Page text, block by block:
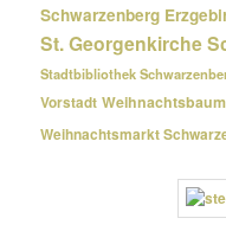
Schwarzenberg
St. Georgenkirche
Stadtbibliothek
Vorstadt Weihnachtsbaum
Weihnachtsmarkt